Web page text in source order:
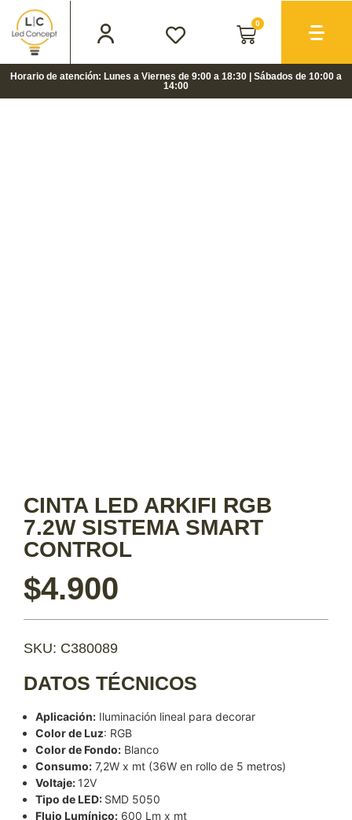
0
Horario de atención: Lunes a Viernes de 9:00 a 18:30 | Sábados de 10:00 a
14:00
CINTA LED ARKIFI RGB
7.2W SISTEMA SMART
CONTROL
$4.900
SKU: C380089
DATOS TÉCNICOS
Aplicación: Iluminación lineal para decorar
Color de Luz: RGB
Color de Fondo: Blanco
Consumo: 7,2W x mt (36W en rollo de 5 metros)
Voltaje: 12V
Tipo de LED: SMD 5050
Flujo Lumínico: 600 Lm x mt